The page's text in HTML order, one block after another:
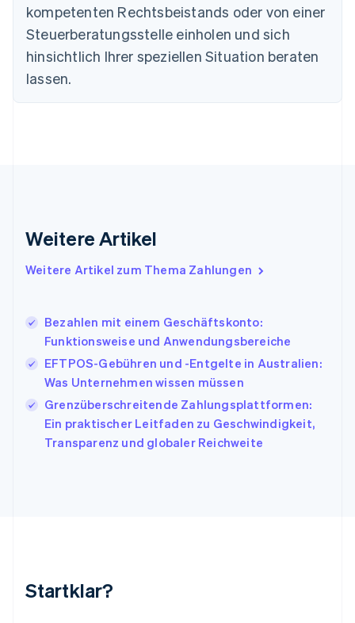
kompetenten Rechtsbeistands oder von einer
Steuerberatungsstelle einholen und sich
hinsichtlich Ihrer speziellen Situation beraten
lassen.
Weitere Artikel
Weitere Artikel zum Thema Zahlungen
Bezahlen mit einem Geschäftskonto:
Funktionsweise und Anwendungsbereiche
EFTPOS-Gebühren und -Entgelte in Australien:
Was Unternehmen wissen müssen
Grenzüberschreitende Zahlungsplattformen:
Ein praktischer Leitfaden zu Geschwindigkeit,
Transparenz und globaler Reichweite
Startklar?
Estland
Festlandchina
简体中文English
Finnland
English
Frankreich
Irland
Italien
日本語 English
EnglishFrançais
Kroatien
EnglishItaliano
English
Liechtenstein
DeutschEnglish
Mexiko